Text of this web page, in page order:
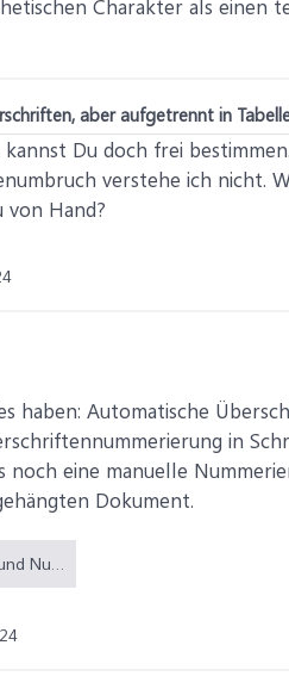
Charakter als einen
aber aufgetrennt in
kannst Du doch frei
verstehe ich nicht.
von Hand?
haben: Automatische
in
noch eine manuelle
Dokument.
Überschrift und Nummer in zwei Tabellenzellen verteilen.docx (36,1 KB)